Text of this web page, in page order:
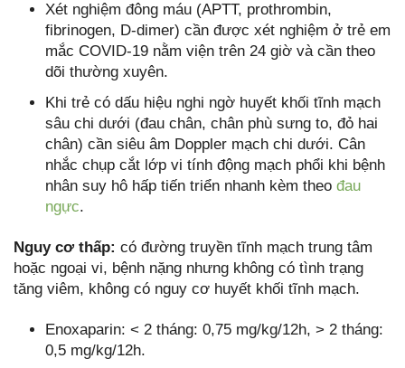
Xét nghiệm đông máu (APTT, prothrombin,
fibrinogen, D-dimer) cần được xét nghiệm ở trẻ em
mắc COVID-19 nằm viện trên 24 giờ và cần theo
dõi thường xuyên.
Khi trẻ có dấu hiệu nghi ngờ huyết khối tĩnh mạch
sâu chi dưới (đau chân, chân phù sưng to, đỏ hai
chân) cần siêu âm Doppler mạch chi dưới. Cân
nhắc chụp cắt lớp vi tính động mạch phổi khi bệnh
nhân suy hô hấp tiến triển nhanh kèm theo đau
ngực.
Nguy cơ thấp: có đường truyền tĩnh mạch trung tâm
hoặc ngoại vi, bệnh nặng nhưng không có tình trạng
tăng viêm, không có nguy cơ huyết khối tĩnh mạch.
Enoxaparin: < 2 tháng: 0,75 mg/kg/12h, > 2 tháng:
0,5 mg/kg/12h.